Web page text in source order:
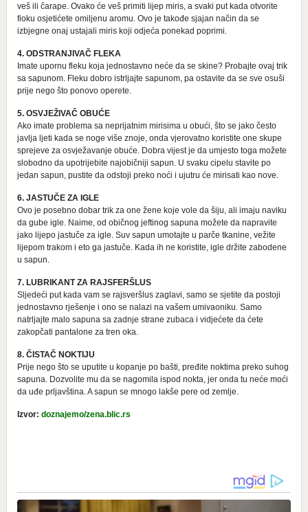
veš ili čarape. Ovako će veš primiti lijep miris, a svaki put kada otvorite
fioku osjetićete omiljenu aromu. Ovo je takođe sjajan način da se
izbjegne onaj ustajali miris koji odjeća ponekad poprimi.
4. ODSTRANJIVAČ FLEKA
Imate upornu fleku koja jednostavno neće da se skine? Probajte ovaj trik
sa sapunom. Fleku dobro istrljajte sapunom, pa ostavite da se sve osuši
prije nego što ponovo operete.
5. OSVJEŽIVAČ OBUĆE
Ako imate problema sa neprijatnim mirisima u obući, što se jako često
javlja ljeti kada se noge više znoje, onda vjerovatno koristite one skupe
sprejeve za osvježavanje obuće. Dobra vijest je da umjesto toga možete
slobodno da upotrijebite najobičniji sapun. U svaku cipelu stavite po
jedan sapun, pustite da odstoji preko noći i ujutru će mirisati kao nove.
6. JASTUČE ZA IGLE
Ovo je posebno dobar trik za one žene koje vole da šiju, ali imaju naviku
da gube igle. Naime, od običnog jeftinog sapuna možete da napravite
jako lijepo jastuče za igle. Suv sapun umotajte u parče tkanine, vežite
lijepom trakom i eto ga jastuče. Kada ih ne koristite, igle držite zabodene
u sapun.
7. LUBRIKANT ZA RAJSFERŠLUS
Sljedeći put kada vam se rajsveršlus zaglavi, samo se sjetite da postoji
jednostavno rješenje i ono se nalazi na vašem umivaoniku. Samo
natrljajte malo sapuna sa zadnje strane zubaca i vidjećete da ćete
zakopčati pantalone za tren oka.
8. ČISTAČ NOKTIJU
Prije nego što se uputite u kopanje po bašti, pređite noktima preko suhog
sapuna. Dozvolite mu da se nagomila ispod nokta, jer onda tu neće moći
da uđe prljavština. A sapun se mnogo lakše pere od zemlje.
Izvor: doznajemo/zena.blic.rs